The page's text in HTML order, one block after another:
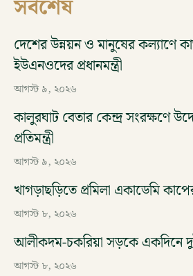
সর্বশেষ
দেশের উন্নয়ন ও মানুষের কল্যাণে
ইউএনওদের প্রধানমন্ত্রী
আগস্ট ৯, ২০২৬
কালুরঘাট বেতার কেন্দ্র সংরক্ষণে
প্রতিমন্ত্রী
আগস্ট ৯, ২০২৬
খাগড়াছড়িতে প্রমিলা একাডেমি
আগস্ট ৮, ২০২৬
আলীকদম-চকরিয়া সড়কে একদিনে
আগস্ট ৮, ২০২৬